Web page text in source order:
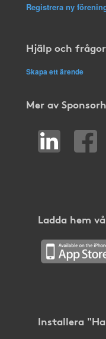
Registrera ny
Hjälp och frågor
Skapa ett ärende
Mer av
Ladda hem
Installera